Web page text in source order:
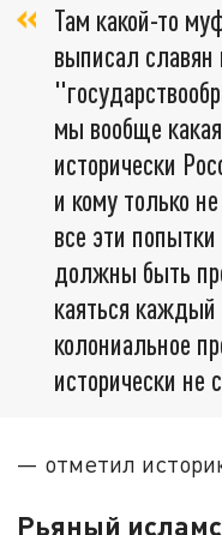
Там какой-то
выписал славян
мы вообще
исторически
и кому только
все эти
должны быть
каяться
колониальное
исторически не
— отметил
Рьяный